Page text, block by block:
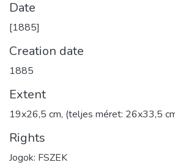
Date
[1885]
Creation date
1885
Extent
19x26,5 cm, (teljes méret: 26x33,5
Rights
Jogok: FSZEK